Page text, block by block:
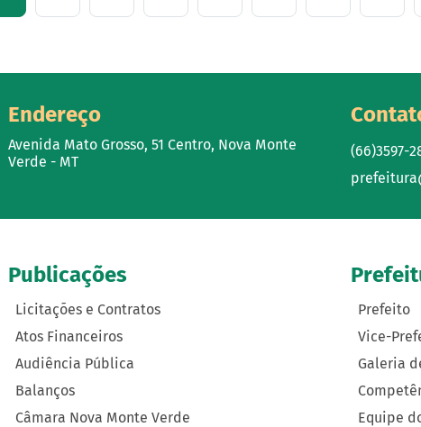
Endereço
Avenida Mato Grosso, 51 Centro, Nova Monte
Verde - MT
(66)3597-
Publicações
Licitações e Contratos
Atos Financeiros
Audiência Pública
Balanços
Câmara Nova Monte Verde
Prefeito
Vice-
Galeria
Equipe